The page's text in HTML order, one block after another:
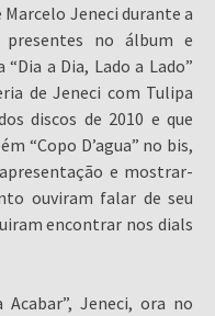
Jeneci durante a
presentes no álbum e
a Dia, Lado a Lado”
de Jeneci com Tulipa
discos de 2010 e que
“Copo D’agua” no bis,
e mostrar-
ouviram falar de seu
encontrar nos dials
Jeneci, ora no